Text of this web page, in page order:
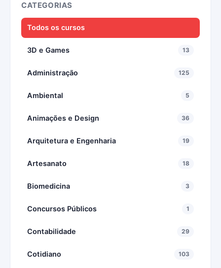
CATEGORIAS
Todos os cursos
3D e Games 13
Administração 125
Ambiental 5
Animações e Design 36
Arquitetura e Engenharia 19
Artesanato 18
Biomedicina 3
Concursos Públicos 1
Contabilidade 29
Cotidiano 103